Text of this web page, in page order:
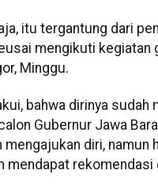
itu tergantung dari
mengikuti kegiatan
Minggu.
bahwa dirinya sudah
Gubernur Jawa
diri, namun
mendapat rekomendasi